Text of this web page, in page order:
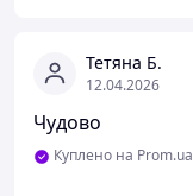
Тетяна Б.
12.04.2026
Чудово
Куплено на Prom.ua